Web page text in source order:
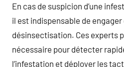
En cas de suspicion d’une
il est indispensable de
désinsectisation. Ces experts
nécessaire pour détecter
l’infestation et déployer les